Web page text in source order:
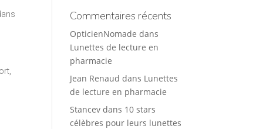
Commentaires récents
OpticienNomade dans
Lunettes de lecture en
pharmacie
Jean Renaud dans Lunettes
de lecture en pharmacie
Stancev dans 10 stars
célèbres pour leurs lunettes